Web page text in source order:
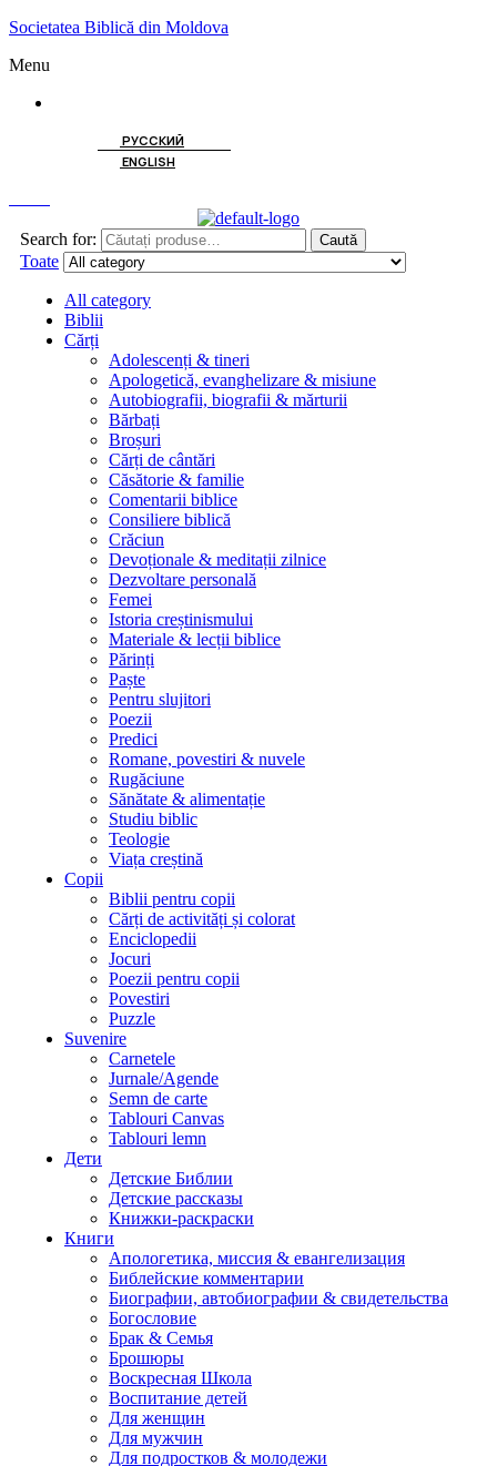
Societatea Biblică din Moldova
Menu
РУССКИЙ
ENGLISH
Search for: Caută
Toate
All category
Biblii
Cărți
Adolescenți & tineri
Apologetică, evanghelizare & misiune
Autobiografii, biografii & mărturii
Bărbați
Broșuri
Cărți de cântări
Căsătorie & familie
Comentarii biblice
Consiliere biblică
Crăciun
Devoționale & meditații zilnice
Dezvoltare personală
Femei
Istoria creștinismului
Materiale & lecții biblice
Părinți
Paște
Pentru slujitori
Poezii
Predici
Romane, povestiri & nuvele
Rugăciune
Sănătate & alimentație
Studiu biblic
Teologie
Viața creștină
Copii
Biblii pentru copii
Cărți de activități și colorat
Enciclopedii
Jocuri
Poezii pentru copii
Povestiri
Puzzle
Suvenire
Carnetele
Jurnale/Agende
Semn de carte
Tablouri Canvas
Tablouri lemn
Дети
Детские Библии
Детские рассказы
Книжки-раскраски
Книги
Апологетика, миссия & евангелизация
Библейские комментарии
Биографии, автобиографии & свидетельства
Богословие
Брак & Семья
Брошюры
Воскресная Школа
Воспитание детей
Для женщин
Для мужчин
Для подростков & молодежи